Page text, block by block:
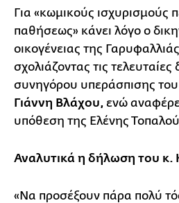
Για «κωμικούς ισχυρισμούς
παθήσεως» κάνει λόγο ο
οικογένειας της
σχολιάζοντας τις
συνηγόρου υπεράσπισης
Γιάννη Βλάχου, ενώ
υπόθεση της Ελένης
Αναλυτικά η δήλωση του κ.
«Να προσέξουν πάρα πολύ